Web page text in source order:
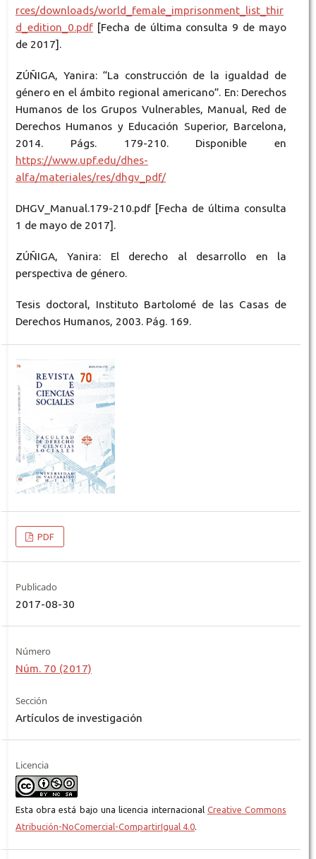
rces/downloads/world_female_imprisonment_list_thir
d_edition_0.pdf[Fecha de última consulta 9 de mayo
de 2017].
ZÚÑIGA, Yanira: “La construcción de la igualdad de
género en el ámbito regional americano”. En: Derechos
Humanos de los Grupos Vulnerables, Manual, Red de
Derechos Humanos y Educación Superior, Barcelona,
2014. Págs. 179-210. Disponible en
https://www.upf.edu/dhes-
alfa/materiales/res/dhgv_pdf/
DHGV_Manual.179-210.pdf [Fecha de última consulta
1 de mayo de 2017].
ZÚÑIGA, Yanira: El derecho al desarrollo en la
perspectiva de género.
Tesis doctoral, Instituto Bartolomé de las Casas de
Derechos Humanos, 2003. Pág. 169.
PDF
Publicado
2017-08-30
Número
Núm. 70 (2017)
Sección
Artículos de investigación
Licencia
Esta obra está bajo una licencia internacional Creative Commons
Atribución-NoComercial-CompartirIgual 4.0.